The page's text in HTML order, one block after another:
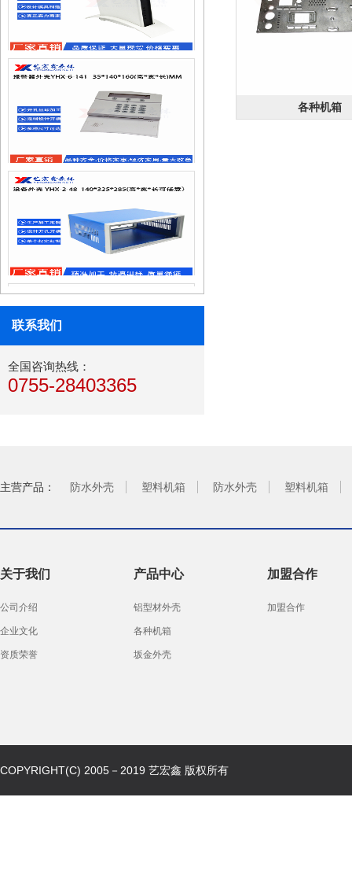
网络外壳
安防外壳
各种机箱
安防外壳
联系我们
全国咨询热线：
0755-28403365
各种机箱
主营产品： 防水外壳 塑料机箱 防水外壳 塑料机箱
关于我们
公司介绍
企业文化
资质荣誉
产品中心
铝型材外壳
各种机箱
坂金外壳
加盟合作
加盟合作
COPYRIGHT(C) 2005－2019 艺宏鑫 版权所有